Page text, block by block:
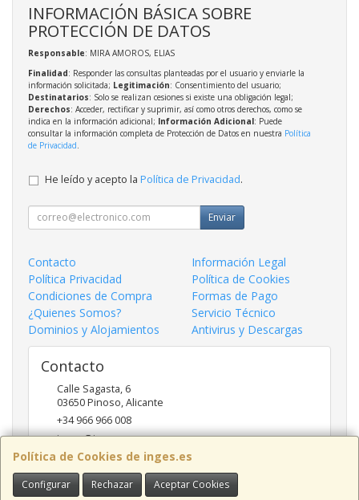
Política de Cookies de inges.es
Configurar Rechazar Aceptar Cookies
INFORMACIÓN BÁSICA SOBRE
PROTECCIÓN DE DATOS
Responsable: MIRA AMOROS, ELIAS
Finalidad: Responder las consultas planteadas por el usuario y enviarle la
información solicitada; Legitimación: Consentimiento del usuario;
Destinatarios: Solo se realizan cesiones si existe una obligación legal;
Derechos: Acceder, rectificar y suprimir, así como otros derechos, como se
indica en la información adicional; Información Adicional: Puede
consultar la información completa de Protección de Datos en nuestra Política
de Privacidad
He leído y acepto la Política de Privacidad.
Enviar
Contacto
Información Legal
Política Privacidad
Política de Cookies
Condiciones de Compra
Formas de Pago
¿Quienes Somos?
Servicio Técnico
Dominios y Alojamientos
Antivirus y Descargas
Contacto
Calle Sagasta, 6
03650Pinoso,Alicante
+34 966 966 008
inges@inges.es
Horario